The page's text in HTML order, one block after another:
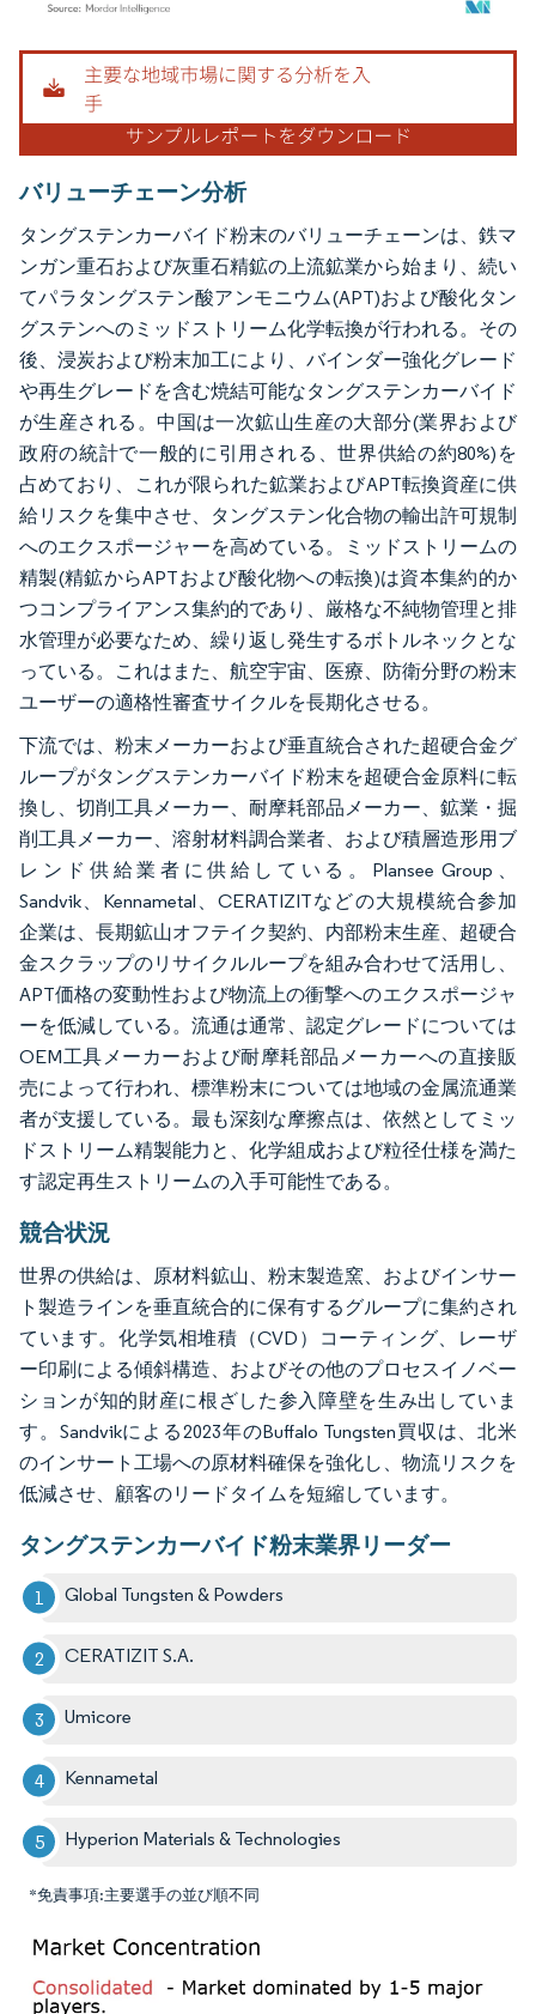
画像 © Mordor Intelligence。再利用にはCC BY 4.0の表示が必要です。
バリューチェーン分析
タングステンカーバイド粉末のバリューチェーンは、鉄マ
ンガン重石および灰重石精鉱の上流鉱業から始まり、続い
てパラタングステン酸アンモニウム(APT)および酸化タン
グステンへのミッドストリーム化学転換が行われる。その
後、浸炭および粉末加工により、バインダー強化グレード
や再生グレードを含む焼結可能なタングステンカーバイド
が生産される。中国は一次鉱山生産の大部分(業界および
政府の統計で一般的に引用される、世界供給の約80%)を
占めており、これが限られた鉱業およびAPT転換資産に供
給リスクを集中させ、タングステン化合物の輸出許可規制
へのエクスポージャーを高めている。ミッドストリームの
精製(精鉱からAPTおよび酸化物への転換)は資本集約的か
つコンプライアンス集約的であり、厳格な不純物管理と排
水管理が必要なため、繰り返し発生するボトルネックとな
っている。これはまた、航空宇宙、医療、防衛分野の粉末
ユーザーの適格性審査サイクルを長期化させる。
下流では、粉末メーカーおよび垂直統合された超硬合金グ
ループがタングステンカーバイド粉末を超硬合金原料に転
換し、切削工具メーカー、耐摩耗部品メーカー、鉱業・掘
削工具メーカー、溶射材料調合業者、および積層造形用ブ
レンド供給業者に供給している。Plansee Group、
Sandvik、Kennametal、CERATIZITなどの大規模統合参加
企業は、長期鉱山オフテイク契約、内部粉末生産、超硬合
金スクラップのリサイクルループを組み合わせて活用し、
APT価格の変動性および物流上の衝撃へのエクスポージャ
ーを低減している。流通は通常、認定グレードについては
OEM工具メーカーおよび耐摩耗部品メーカーへの直接販
売によって行われ、標準粉末については地域の金属流通業
者が支援している。最も深刻な摩擦点は、依然としてミッ
ドストリーム精製能力と、化学組成および粒径仕様を満た
す認定再生ストリームの入手可能性である。
競合状況
世界の供給は、原材料鉱山、粉末製造窯、およびインサー
ト製造ラインを垂直統合的に保有するグループに集約され
ています。化学気相堆積（CVD）コーティング、レーザ
ー印刷による傾斜構造、およびその他のプロセスイノベー
ションが知的財産に根ざした参入障壁を生み出していま
す。Sandvikによる2023年のBuffalo Tungsten買収は、北米
のインサート工場への原材料確保を強化し、物流リスクを
低減させ、顧客のリードタイムを短縮しています。
タングステンカーバイド粉末業界リーダー
Global Tungsten & Powders
CERATIZIT S.A.
Umicore
Kennametal
Hyperion Materials & Technologies
*免責事項:主要選手の並び順不同